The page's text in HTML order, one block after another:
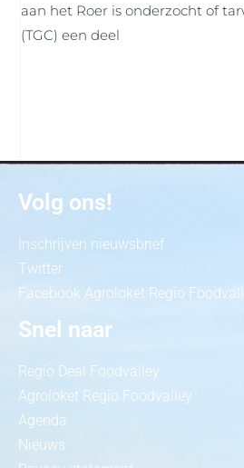
aan het Roer is onderzocht of
(TGC) een deel
Volg ons!
Inschrijven nieuwsbrief
Twitter
Facebook Agroloket Regio
Snel naar
Regio Deal Foodvalley
Agroloket Regio Foodvalley
Agenda
Nieuws